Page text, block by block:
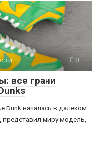
0
все грани
Dunk началась в далеком
представил миру модель,